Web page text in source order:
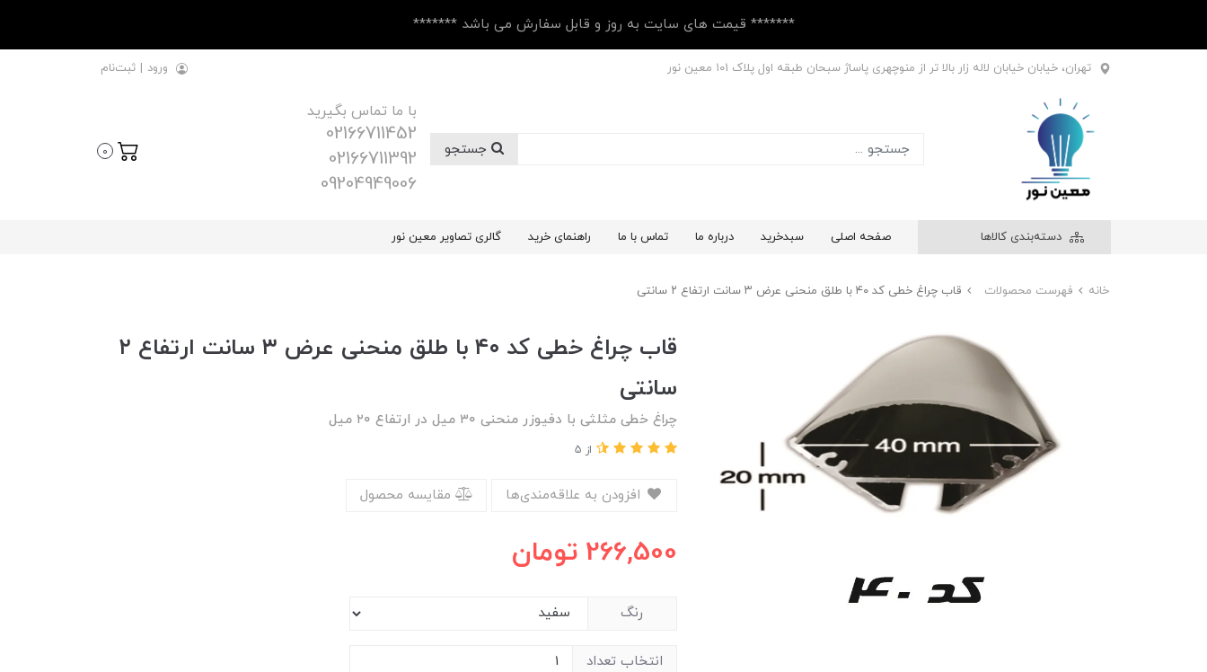
******* قیمت های سایت به روز و قابل سفارش می باشد *******
تهران، خیابان خیابان لاله زار بالا تر از منوچهری پاساژ سبحان طبقه اول پلاک ۱۰1 معین نور ورود | ثبت‌نام
با ما تماس بگیرید
02166711452
02166711392
09204949006
0
دسته‌بندی کالاها صفحه اصلی سبدخرید درباره ما تماس با ما راهنمای خرید گالری تصاویر معین نور
خانه فهرست محصولات قاب چراغ خطی کد ۴۰ با طلق منحنی عرض ۳ سانت ارتفاع ۲ سانتی
قاب چراغ خطی کد ۴۰ با طلق منحنی عرض ۳ سانت ارتفاع ۲
سانتی
چراغ خطی مثلثی با دفیوزر منحنی ۳۰ میل در ارتفاع ۲۰ میل
از 5
مقایسه محصول
266,500 تومان
رنگ
انتخاب تعداد